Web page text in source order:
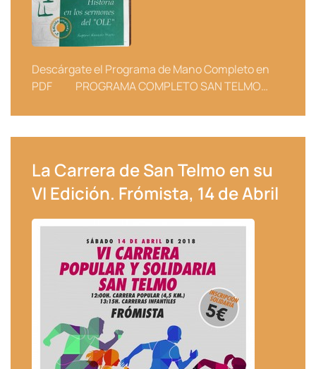
Descárgate el Programa de Mano Completo en
PDF PROGRAMA COMPLETO SAN TELMO…
La Carrera de San Telmo en su
VI Edición. Frómista, 14 de Abril